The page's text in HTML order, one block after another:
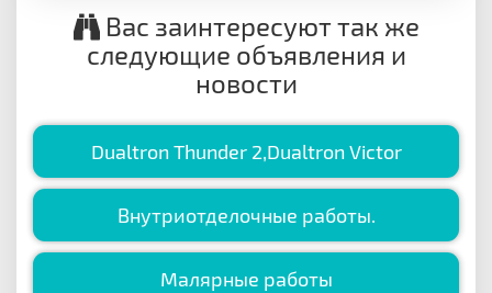
Вас заинтересуют так же
следующие объявления и
новости
Dualtron Thunder 2,Dualtron Victor
Внутриотделочные работы.
Малярные работы